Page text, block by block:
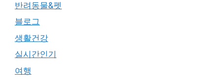
반려동물&펫
블로그
생활건강
실시간인기
여행